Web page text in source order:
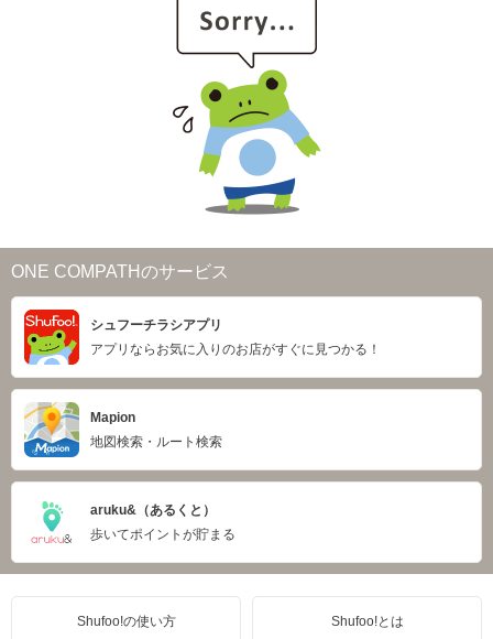
ONE COMPATHのサービス
シュフーチラシアプリ
アプリならお気に入りのお店がすぐに見つかる！
Mapion
地図検索・ルート検索
aruku&（あるくと）
歩いてポイントが貯まる
Shufoo!の使い方 Shufoo!とは